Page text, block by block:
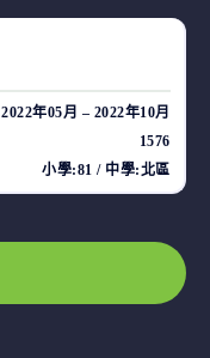
2022年05月 – 2022年10月
1576
小學:81 / 中學:北區